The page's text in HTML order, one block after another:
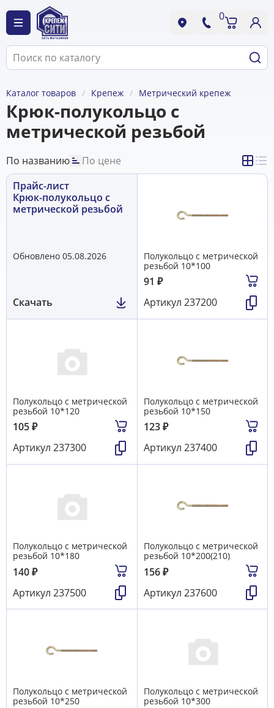
0
Каталог товаров Крепеж Метрический крепеж
Крюк-полукольцо с
метрической резьбой
По названию
По цене
Прайс-лист
Крюк-полукольцо с
метрической резьбой
Обновлено 05.08.2026
Скачать
Полукольцо с метрической
резьбой 10*100
91 ₽
Артикул 237200
Полукольцо с метрической
резьбой 10*120
105₽
Артикул 237300
Полукольцо с метрической
резьбой 10*150
123₽
Артикул 237400
Полукольцо с метрической
резьбой 10*180
140₽
Артикул 237500
Полукольцо с метрической
резьбой 10*200(210)
156₽
Артикул 237600
Полукольцо с метрической
резьбой 10*250
Полукольцо с метрической
резьбой 10*300